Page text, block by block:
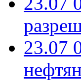
23.07